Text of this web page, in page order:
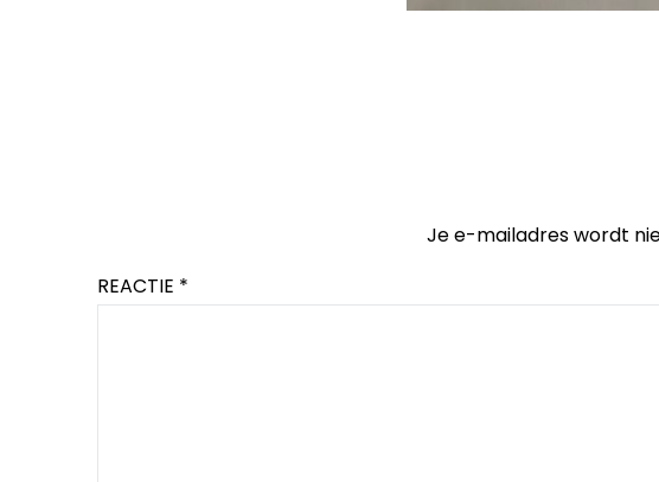
Je e-mailadres wordt
REACTIE *